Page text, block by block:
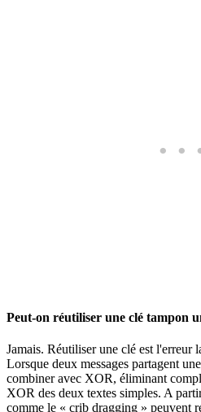
Peut-on réutiliser une clé tampon
Jamais. Réutiliser une clé est l'erreur
Lorsque deux messages partagent
combiner avec XOR, éliminant
XOR des deux textes simples. A
comme le « crib dragging » peuvent